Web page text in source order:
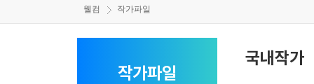
웰컴 작가파일
작가파일
국내작가